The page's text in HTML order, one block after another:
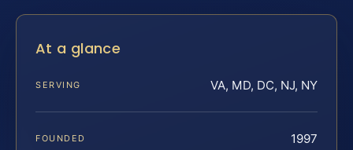
At a glance
SERVING VA, MD, DC, NJ, NY
FOUNDED 1997